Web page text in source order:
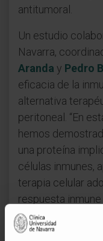
antitumoral.
Un estudio
Navarra,
Aranda y Pedro
eficacia de la
alternativa
peritoneal. “En
hemos
una proteína
células inmunes,
terapia celular
respuesta
actividad
tumor”, explica la